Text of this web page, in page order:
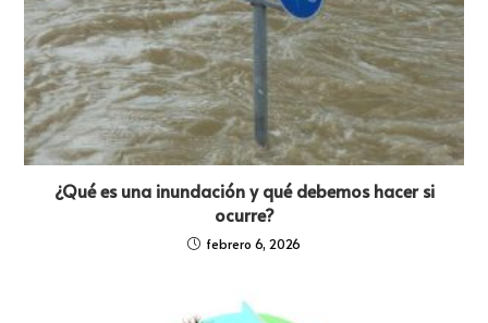
¿Qué es una inundación y qué debemos hacer si
ocurre?
febrero 6, 2026